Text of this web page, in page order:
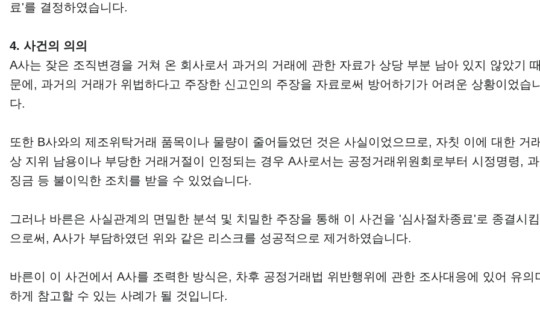
료'를 결정하였습니다.
4. 사건의 의의
A사는 잦은 조직변경을 거쳐 온 회사로서 과거의 거래에 관한 자료가 상당 부분 남아 있지 않았기 때
문에, 과거의 거래가 위법하다고 주장한 신고인의 주장을 자료로써 방어하기가 어려운 상황이었습니
다.
또한 B사와의 제조위탁거래 품목이나 물량이 줄어들었던 것은 사실이었으므로, 자칫 이에 대한 거래
상 지위 남용이나 부당한 거래거절이 인정되는 경우 A사로서는 공정거래위원회로부터 시정명령, 과
징금 등 불이익한 조치를 받을 수 있었습니다.
그러나 바른은 사실관계의 면밀한 분석 및 치밀한 주장을 통해 이 사건을 '심사절차종료'로 종결시킴
으로써, A사가 부담하였던 위와 같은 리스크를 성공적으로 제거하였습니다.
바른이 이 사건에서 A사를 조력한 방식은, 차후 공정거래법 위반행위에 관한 조사대응에 있어 유의
하게 참고할 수 있는 사례가 될 것입니다.